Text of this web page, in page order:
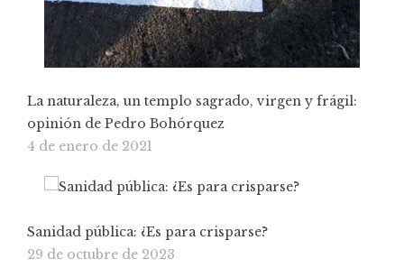
La naturaleza, un templo sagrado, virgen y frágil:
opinión de Pedro Bohórquez
4 de enero de 2021
Sanidad pública: ¿Es para crisparse?
29 de octubre de 2023